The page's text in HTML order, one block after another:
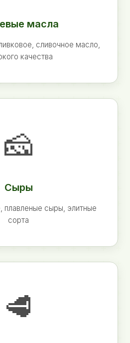
масла
сливочное масло,
качества
🧀
Сыры
плавленые сыры, элитные
сорта
🥩